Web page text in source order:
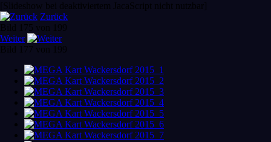
[Slideshow bei deaktiviertem JacaScript nicht nutzbar]
Zurück
Bild 175 von 199
Weiter
Bild 177 von 199